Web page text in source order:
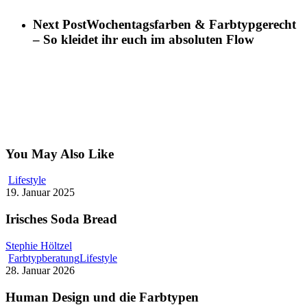
Next PostWochentagsfarben & Farbtypgerecht
– So kleidet ihr euch im absoluten Flow
You May Also Like
Lifestyle
19. Januar 2025
Irisches Soda Bread
Stephie Höltzel
FarbtypberatungLifestyle
28. Januar 2026
Human Design und die Farbtypen